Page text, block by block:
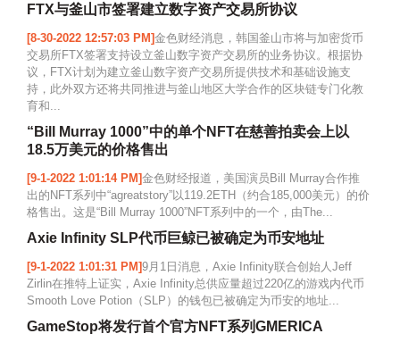
FTX与釜山市签署建立数字资产交易所协议
[8-30-2022 12:57:03 PM]金色财经消息，韩国釜山市将与加密货币
交易所FTX签署支持设立釜山数字资产交易所的业务协议。根据协
议，FTX计划为建立釜山数字资产交易所提供技术和基础设施支
持，此外双方还将共同推进与釜山地区大学合作的区块链专门化教
育和...
“Bill Murray 1000”中的单个NFT在慈善拍卖会上以
18.5万美元的价格售出
[9-1-2022 1:01:14 PM]金色财经报道，美国演员Bill Murray合作推
出的NFT系列中“agreatstory”以119.2ETH（约合185,000美元）的价
格售出。这是“Bill Murray 1000”NFT系列中的一个，由The...
Axie Infinity SLP代币巨鲸已被确定为币安地址
[9-1-2022 1:01:31 PM]9月1日消息，Axie Infinity联合创始人Jeff
Zirlin在推特上证实，Axie Infinity总供应量超过220亿的游戏内代币
Smooth Love Potion（SLP）的钱包已被确定为币安的地址...
GameStop将发行首个官方NFT系列GMERICA